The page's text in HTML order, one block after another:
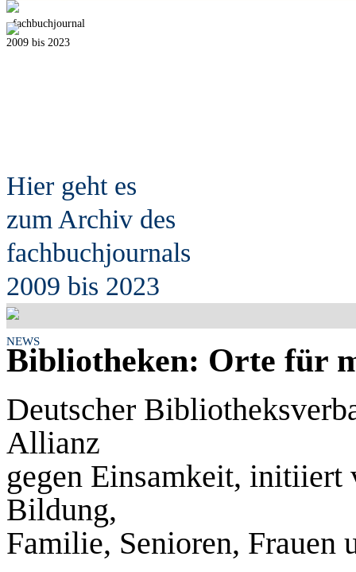
fachbuchjournal
2009 bis 2023
Hier geht es
zum Archiv des
fachbuchjournals
2009 bis 2023
NEWS
Bibliotheken: Orte für
Deutscher
Allianz
gegen Einsamkeit,
Bildung,
Familie, Senioren, Frauen